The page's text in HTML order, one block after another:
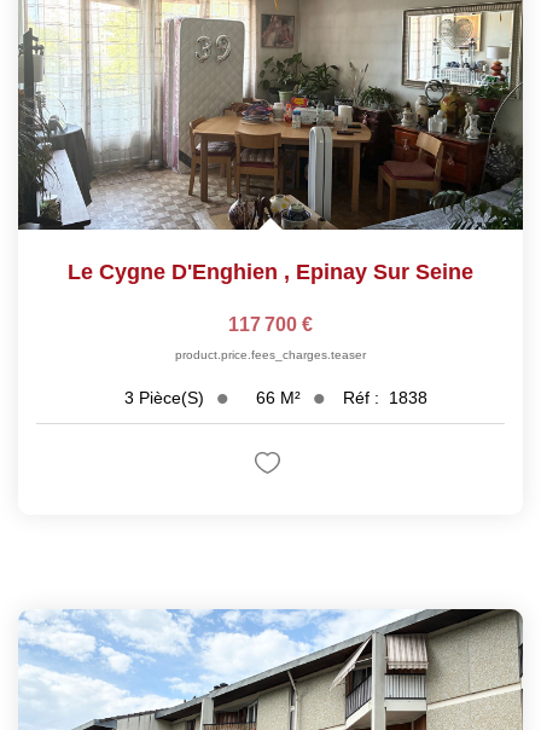
Le Cygne D'Enghien , Epinay Sur Seine
117 700 €
product.price.fees_charges.teaser
3 Pièce(s) 66 M² Réf : 1838